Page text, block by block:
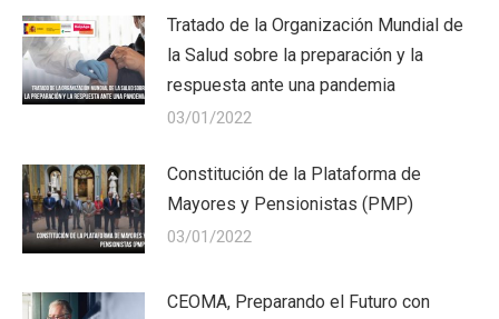
Tratado de la Organización Mundial de
la Salud sobre la preparación y la
respuesta ante una pandemia
03/01/2022
Constitución de la Plataforma de
Mayores y Pensionistas (PMP)
03/01/2022
CEOMA, Preparando el Futuro con